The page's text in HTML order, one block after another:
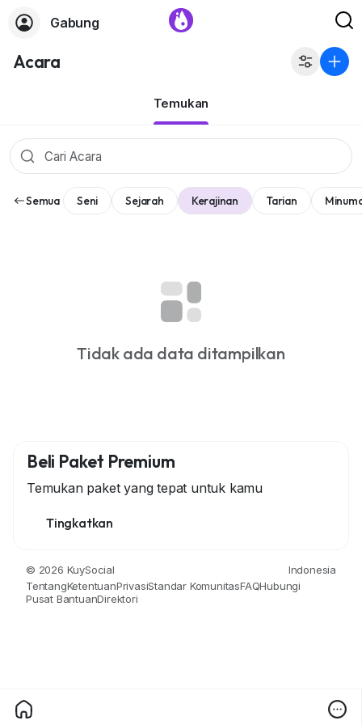
Gabung
Acara
Temukan
Semua Seni Sejarah Kerajinan Tarian
Tidak ada data ditampilkan
Beli Paket Premium
Temukan paket yang tepat untuk kamu
Tingkatkan
© 2026 KuySocial
Indonesia
TentangKetentuanPrivasiStandar KomunitasFAQHubungi
Pusat BantuanDirektori